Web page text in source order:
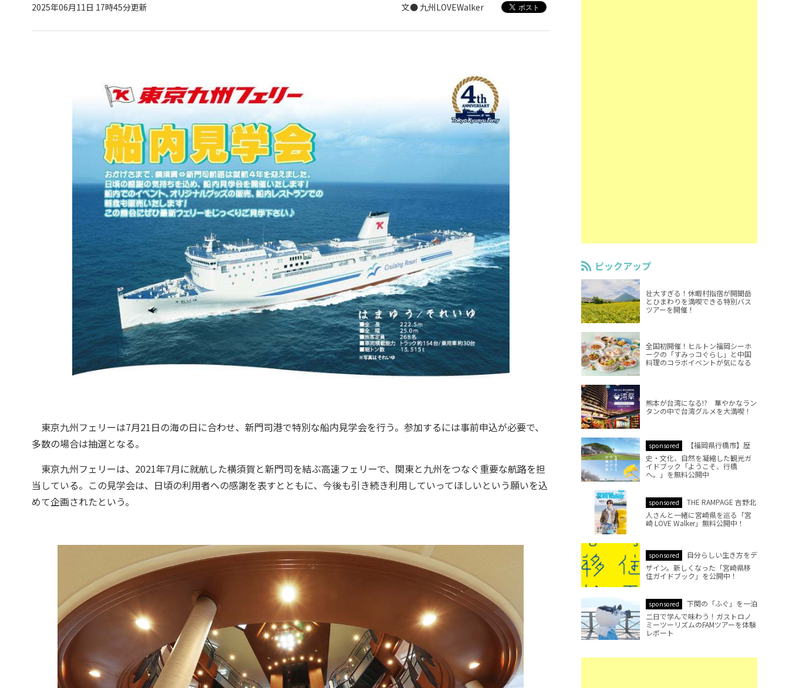
2025年06月11日 17時45分更新 文● 九州LOVEWalker
東京九州フェリーは7月21日の海の日に合わせ、新門司港で特別な船内見学会を行う。参加するには事前申込が必要で、
多数の場合は抽選となる。
東京九州フェリーは、2021年7月に就航した横須賀と新門司を結ぶ高速フェリーで、関東と九州をつなぐ重要な航路を担
当している。この見学会は、日頃の利用者への感謝を表すとともに、今後も引き続き利用していってほしいという願いを込
めて企画されたという。
ピックアップ
壮大すぎる！休暇村指宿が開聞岳
とひまわりを満喫できる特別バス
ツアーを開催！
全国初開催！ヒルトン福岡シーホ
ークの「すみっコぐらし」と中国
料理のコラボイベントが気になる
熊本が台湾になる!? 華やかなラン
タンの中で台湾グルメを大満喫！
sponsored
【福岡県行橋市】歴
史・文化、自然を凝縮した観光ガ
イドブック「ようこそ、行橋
へ。」を無料公開中
sponsored
THE RAMPAGE 吉野北
人さんと一緒に宮崎県を巡る「宮
崎 LOVE Walker」無料公開中！
sponsored
自分らしい生き方をデ
ザイン。新しくなった「宮崎県移
住ガイドブック」を公開中！
sponsored
下関の「ふぐ」を一泊
二日で学んで味わう！ガストロノ
ミーツーリズムのFAMツアーを体験
レポート